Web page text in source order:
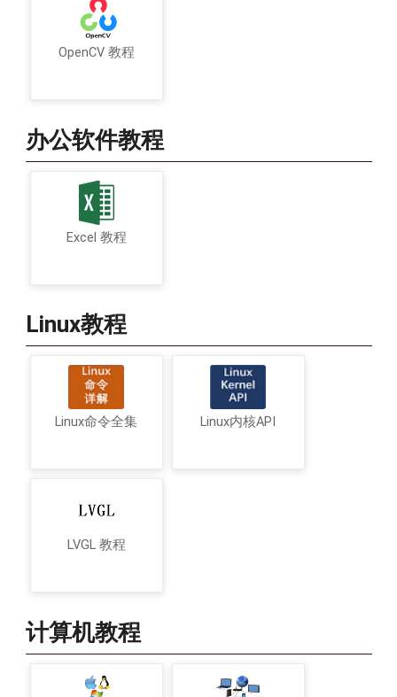
OpenCV 教程
办公软件教程
Excel 教程
Linux教程
Linux命令全集 Linux内核API
LVGL 教程
计算机教程